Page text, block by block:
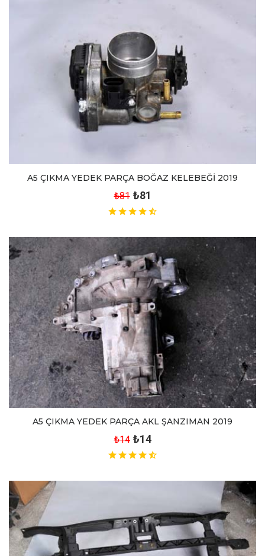
A5 ÇIKMA YEDEK PARÇA BOĞAZ KELEBEĞİ 2019
₺81 ₺81
A5 ÇIKMA YEDEK PARÇA AKL ŞANZIMAN 2019
₺14 ₺14